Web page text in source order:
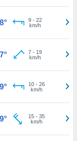
9- 22
km/h
7- 19
km/h
10- 26
km/h
15- 35
km/h